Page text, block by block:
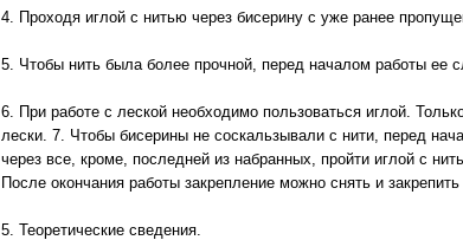
4. Проходя иглой с нитью через бисерину с уже ранее
5. Чтобы нить была более прочной, перед началом работы ее
6. При работе с леской необходимо пользоваться иглой.
лески. 7. Чтобы бисерины не соскальзывали с нити, перед
через все, кроме, последней из набранных, пройти иглой с
После окончания работы закрепление можно снять и закрепить
5. Теоретические сведения.